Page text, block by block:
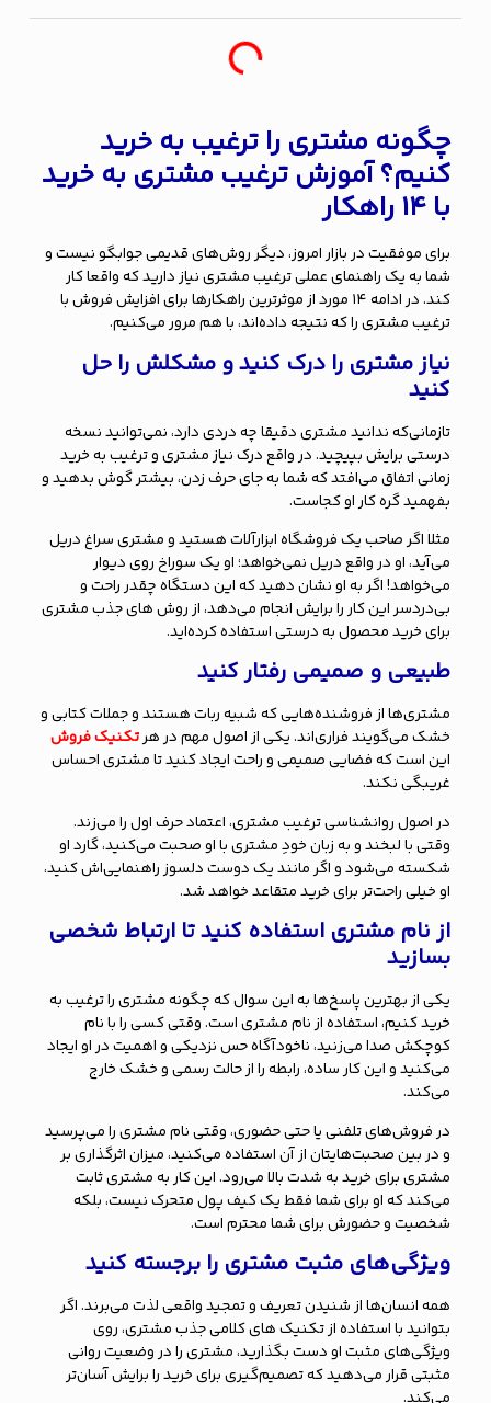
چگونه مشتری را ترغیب به خرید
کنیم؟ آموزش ترغیب مشتری به خرید
با ۱۴ راهکار
برای موفقیت در بازار امروز، دیگر روش‌های قدیمی جوابگو نیست و
شما به یک راهنمای عملی ترغیب مشتری نیاز دارید که واقعا کار
کند. در ادامه ۱۴ مورد از موثرترین راهکارها برای افزایش فروش با
ترغیب مشتری را که نتیجه داده‌اند، با هم مرور می‌کنیم.
نیاز مشتری را درک کنید و مشکلش را حل
کنید
تازمانی‌که ندانید مشتری دقیقا چه دردی دارد، نمی‌توانید نسخه
درستی برایش بپیچید. در واقع درک نیاز مشتری و ترغیب به خرید
زمانی اتفاق می‌افتد که شما به جای حرف زدن، بیشتر گوش بدهید و
بفهمید گره کار او کجاست.
مثلا اگر صاحب یک فروشگاه ابزارآلات هستید و مشتری سراغ دریل
می‌آید، او در واقع دریل نمی‌خواهد؛ او یک سوراخ روی دیوار
می‌خواهد! اگر به او نشان دهید که این دستگاه چقدر راحت و
بی‌دردسر این کار را برایش انجام می‌دهد، از روش های جذب مشتری
برای خرید محصول به درستی استفاده کرده‌اید.
طبیعی و صمیمی رفتار کنید
مشتری‌ها از فروشنده‌هایی که شبیه ربات هستند و جملات کتابی و
خشک می‌گویند فراری‌اند. یکی از اصول مهم در هرتکنیک فروش
این است که فضایی صمیمی و راحت ایجاد کنید تا مشتری احساس
غریبگی نکند.
در اصول روانشناسی ترغیب مشتری، اعتماد حرف اول را می‌زند.
وقتی با لبخند و به زبان خودِ مشتری با او صحبت می‌کنید، گارد او
شکسته می‌شود و اگر مانند یک دوست دلسوز راهنمایی‌اش کنید،
او خیلی راحت‌تر برای خرید متقاعد خواهد شد.
از نام مشتری استفاده کنید تا ارتباط شخصی
بسازید
یکی از بهترین پاسخ‌ها به این سوال که چگونه مشتری را ترغیب به
خرید کنیم، استفاده از نام مشتری است. وقتی کسی را با نام
کوچکش صدا می‌زنید، ناخودآگاه حس نزدیکی و اهمیت در او ایجاد
می‌کنید و این کار ساده، رابطه را از حالت رسمی و خشک خارج
می‌کند.
در فروش‌های تلفنی یا حتی حضوری، وقتی نام مشتری را می‌پرسید
و در بین صحبت‌هایتان از آن استفاده می‌کنید، میزان اثرگذاری بر
مشتری برای خرید به شدت بالا می‌رود. این کار به مشتری ثابت
می‌کند که او برای شما فقط یک کیف پول متحرک نیست، بلکه
شخصیت و حضورش برای شما محترم است.
ویژگی‌های مثبت مشتری را برجسته کنید
همه انسان‌ها از شنیدن تعریف و تمجید واقعی لذت می‌برند. اگر
بتوانید با استفاده ازتکنیک های کلامی جذب مشتری، روی
ویژگی‌های مثبت او دست بگذارید، مشتری را در وضعیت روانی
مثبتی قرار می‌دهید که تصمیم‌گیری برای خرید را برایش آسان‌تر